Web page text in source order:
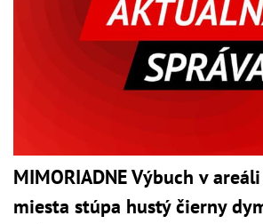
MIMORIADNE Výbuch v
miesta stúpa hustý čierny